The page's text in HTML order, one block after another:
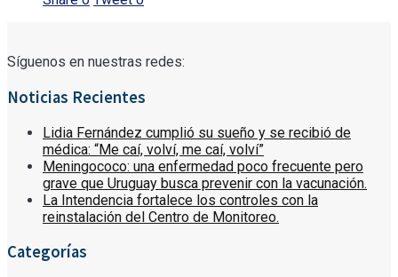
Síguenos en nuestras redes:
Noticias Recientes
Lidia Fernández cumplió su sueño y se recibió de
médica: “Me caí, volví, me caí, volví”
Meningococo: una enfermedad poco frecuente pero
grave que Uruguay busca prevenir con la vacunación.
La Intendencia fortalece los controles con la
reinstalación del Centro de Monitoreo.
Categorías